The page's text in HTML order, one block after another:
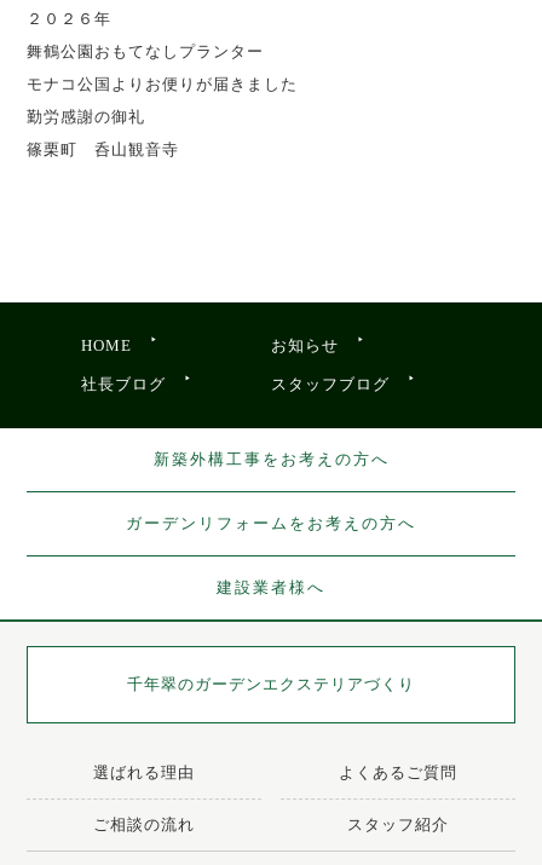
２０２６年
舞鶴公園おもてなしプランター
モナコ公国よりお便りが届きました
勤労感謝の御礼
篠栗町 呑山観音寺
HOME お知らせ
社長ブログ スタッフブログ
新築外構工事をお考えの方へ
ガーデンリフォームをお考えの方へ
建設業者様へ
千年翠のガーデンエクステリアづくり
選ばれる理由 よくあるご質問
ご相談の流れ スタッフ紹介